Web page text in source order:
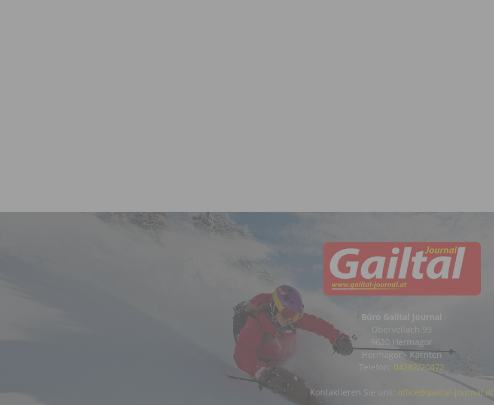
Büro Gailtal Journal
Obervellach 99
9620 Hermagor
Hermagor - Kärnten
Telefon: 04282/20472
Kontaktieren Sie uns: office@gailtal-journal.at